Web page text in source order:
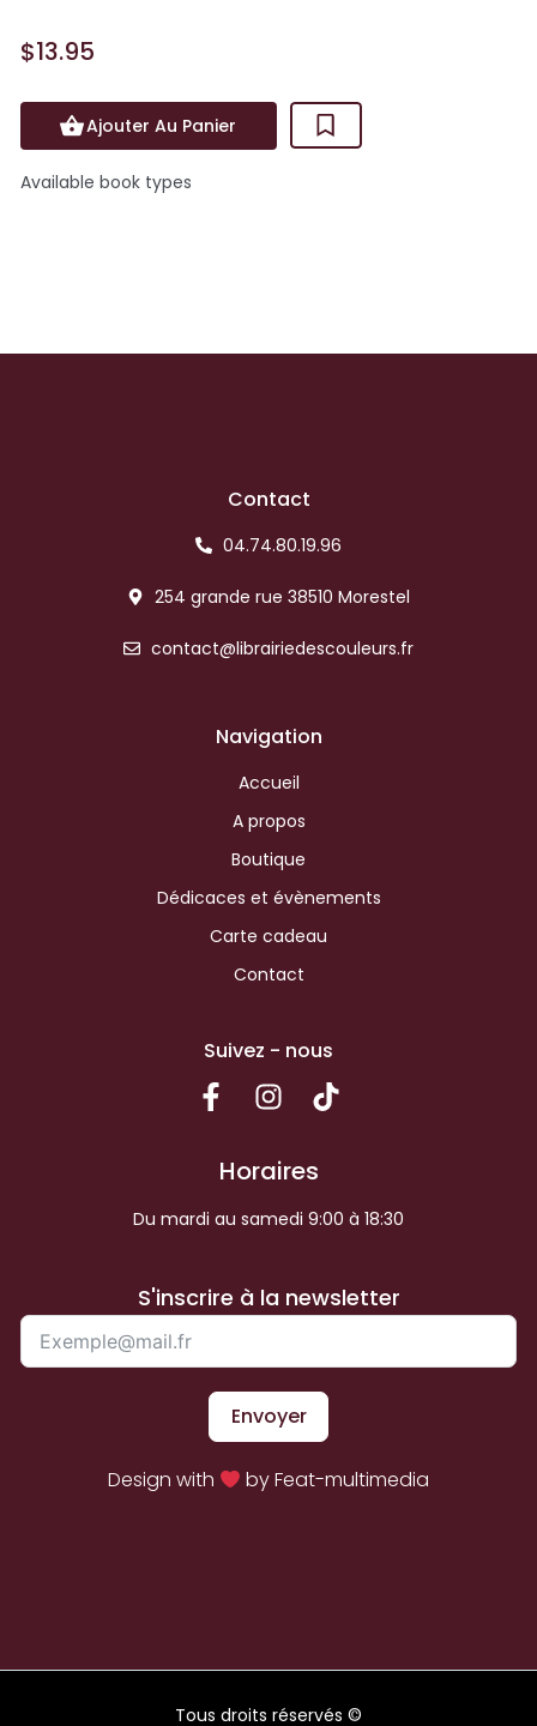
$13.95
Ajouter Au Panier
Available book types
Contact
04.74.80.19.96
254 grande rue 38510 Morestel
contact@librairiedescouleurs.fr
Navigation
Accueil
A propos
Boutique
Dédicaces et évènements
Carte cadeau
Contact
Suivez - nous
Horaires
Du mardi au samedi 9:00 à 18:30
S'inscrire à la newsletter
Envoyer
Design with by Feat-multimedia
Tous droits réservés ©